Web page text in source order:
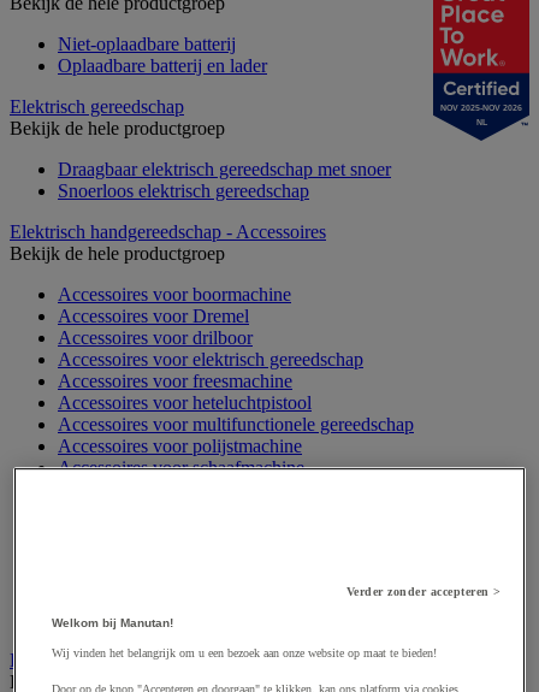
Niet-oplaadbare batterij
Oplaadbare batterij en lader
Elektrisch gereedschap
Bekijk de hele productgroep
Draagbaar elektrisch gereedschap met snoer
Snoerloos elektrisch gereedschap
Elektrisch handgereedschap - Accessoires
Bekijk de hele productgroep
Accessoires voor boormachine
Accessoires voor Dremel
Accessoires voor drilboor
Accessoires voor elektrisch gereedschap
Accessoires voor freesmachine
Accessoires voor heteluchtpistool
Accessoires voor multifunctionele gereedschap
Accessoires voor polijstmachine
Accessoires voor schaafmachine
Accessoires voor zaag
Elektrische toebehoren en verlichting
Bekijk de hele productgroep
NOV 2025-NOV 2026
NL
Verder zonder accepteren >
Welkom bij Manutan!
Wij vinden het belangrijk om u een bezoek aan onze website op maat te bieden!